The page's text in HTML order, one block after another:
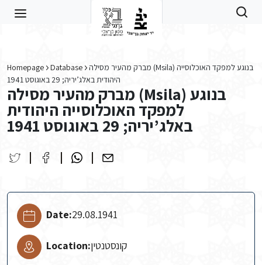
Homepage Database
מברק מהעיר מסילה (Msila) בנוגע למפקד האוכלוסייה
היהודית באלג’יריה; 29 באוגוסט 1941
מברק מהעיר מסילה (Msila) בנוגע
למפקד האוכלוסייה היהודית
באלג’יריה; 29 באוגוסט 1941
Date:29.08.1941
Location:קונסטנטין